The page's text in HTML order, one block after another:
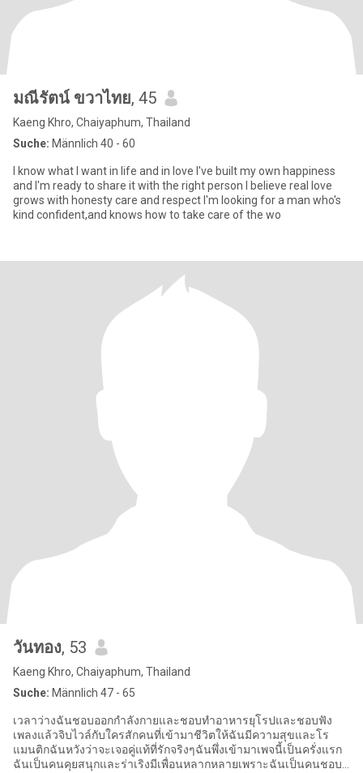
มณีรัตน์ ขวาไทย, 45
Kaeng Khro, Chaiyaphum, Thailand
Suche: Männlich 40 - 60
I know what I want in life and in love I've built my own happiness
and I'm ready to share it with the right person I believe real love
grows with honesty care and respect I'm looking for a man who's
kind confident,and knows how to take care of the wo
วันทอง, 53
Kaeng Khro, Chaiyaphum, Thailand
Suche: Männlich 47 - 65
เวลาว่างฉันชอบออกกำลังกายและชอบทำอาหารยุโรปและชอบฟัง
เพลงแล้วจิบไวล์กับใครสักคนที่เข้ามาชีวิตให้ฉันมีความสุขและโร
แมนติกฉันหวังว่าจะเจอคู่แท้ที่รักจริงๆฉันพึ่งเข้ามาเพจนี้เป็นครั่งแรก
ฉันเป็นคนคุยสนุกและร่าเริงมีเพื่อนหลากหลายเพราะฉันเป็นคนชอบ